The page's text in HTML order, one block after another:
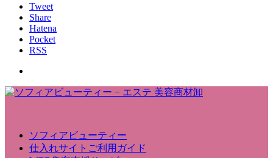
Tweet
Share
Hatena
Pocket
RSS
ソフィアビューティー
仕入れサイトご利用ガイド